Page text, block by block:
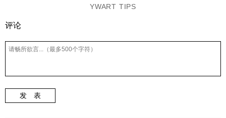
YWART TIPS
评论
发 表